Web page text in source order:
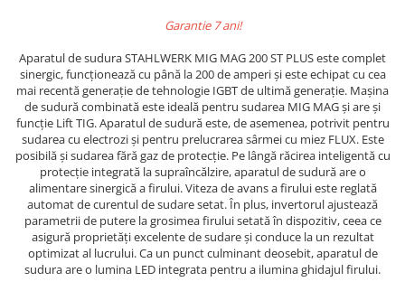
Dulapuri scule, carucioare de scule
Echipamente de protectie
Lichide, sprayuri sudura
Mese de sudura
Pachete aparate sudura
Sarma sudura, baghete TIG,
electrozi sudura
Sarma sudura
Baghete sudura WIG (TIG)
Garantie 7 ani!
Aparatul de sudura STAHLWERK MIG MAG 200 ST PLUS este complet
sinergic, funcționează cu până la 200 de amperi și este echipat cu cea
mai recentă generație de tehnologie IGBT de ultimă generație. Mașina
de sudură combinată este ideală pentru sudarea MIG MAG și are și
funcție Lift TIG. Aparatul de sudură este, de asemenea, potrivit pentru
sudarea cu electrozi și pentru prelucrarea sârmei cu miez FLUX. Este
posibilă și sudarea fără gaz de protecție. Pe lângă răcirea inteligentă cu
protecție integrată la supraîncălzire, aparatul de sudură are o
alimentare sinergică a firului. Viteza de avans a firului este reglată
automat de curentul de sudare setat. În plus, invertorul ajustează
parametrii de putere la grosimea firului setată în dispozitiv, ceea ce
asigură proprietăți excelente de sudare și conduce la un rezultat
optimizat al lucrului. Ca un punct culminant deosebit, aparatul de
sudura are o lumina LED integrata pentru a ilumina ghidajul firului.